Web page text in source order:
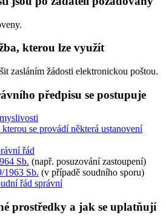
kterou lze využít
zasláním žádosti elektronickou poštou.
předpisu se postupuje
se provádí některá ustanovení
řád
Sb. (např. posuzování zastoupení)
1963 Sb. (v případě soudního sporu)
řád správní
prostředky a jak se uplatňují